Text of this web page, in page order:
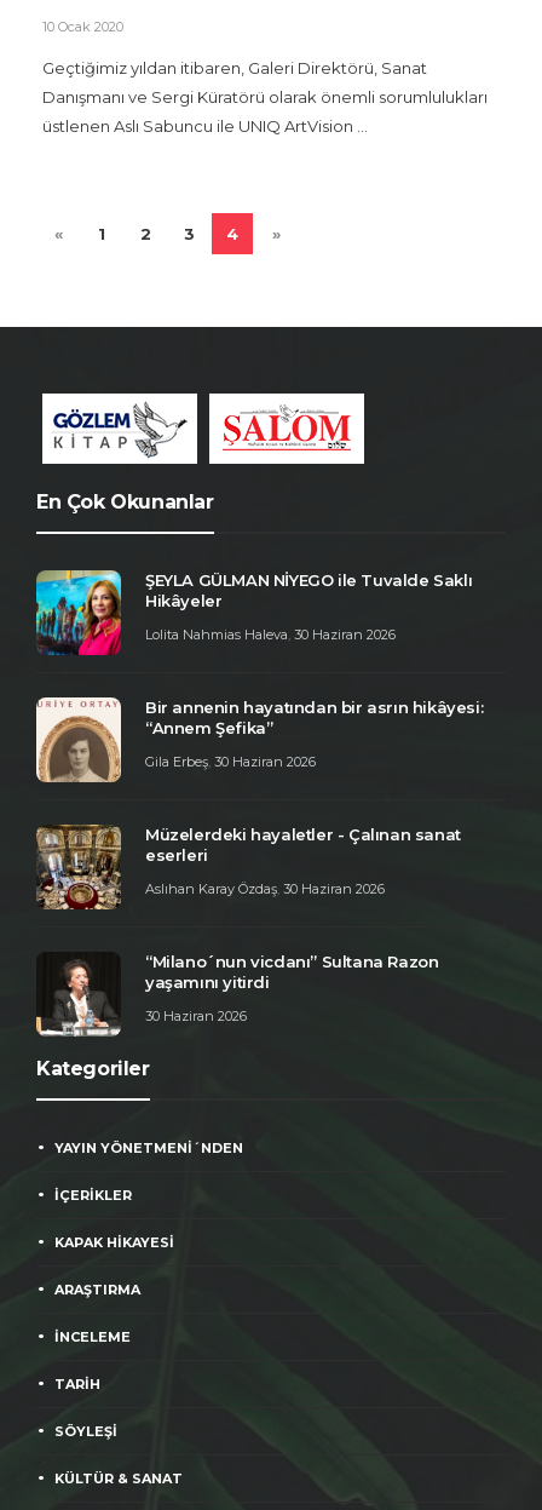
10 Ocak 2020
Geçtiğimiz yıldan itibaren, Galeri Direktörü, Sanat
Danışmanı ve Sergi Küratörü olarak önemli sorumlulukları
üstlenen Aslı Sabuncu ile UNIQ ArtVision ...
« 1 2 3 4 »
En Çok Okunanlar
ŞEYLA GÜLMAN NİYEGO ile Tuvalde Saklı
Hikâyeler
Lolita Nahmias Haleva, 30 Haziran 2026
Bir annenin hayatından bir asrın hikâyesi:
“Annem Şefika”
Gila Erbeş, 30 Haziran 2026
Müzelerdeki hayaletler - Çalınan sanat
eserleri
Aslıhan Karay Özdaş, 30 Haziran 2026
“Milano´nun vicdanı” Sultana Razon
yaşamını yitirdi
30 Haziran 2026
Kategoriler
YAYIN YÖNETMENİ´NDEN
İÇERİKLER
KAPAK HİKAYESİ
ARAŞTIRMA
İNCELEME
TARİH
SÖYLEŞİ
KÜLTÜR & SANAT